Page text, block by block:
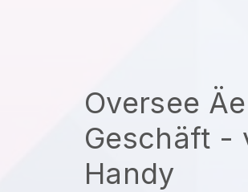
Oversee
Geschäft -
Handy